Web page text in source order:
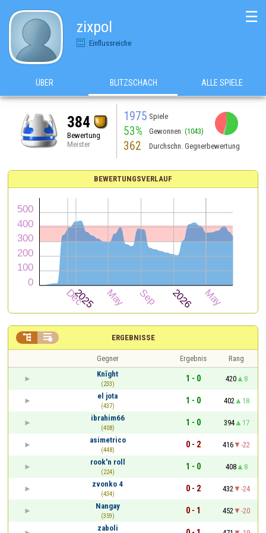
zixpol
Einflussreiche
☰
ÜBER BLITZSCHACH ALLE SPIELE
384
Bewertung
Meister
1975 Spiele
53% Gewonnen (1043)
362 Durchschn. Gegnerbewertung
BEWERTUNGSVERLAUF
ERGEBNISSE
 
Gegner Ergebnis
Rang
Knîght
(233)
1 - 0 420
8
el jota
(437)
1 - 0 402
18
ibrahim66
(408)
1 - 0 394
17
asimetrico
(448)
0 - 2 416
-22
rook'n roll
(224)
1 - 0 408
8
zvonko 4
(434)
0 - 2 432
-24
Nangay
(359)
0 - 1 452
-20
zaboli